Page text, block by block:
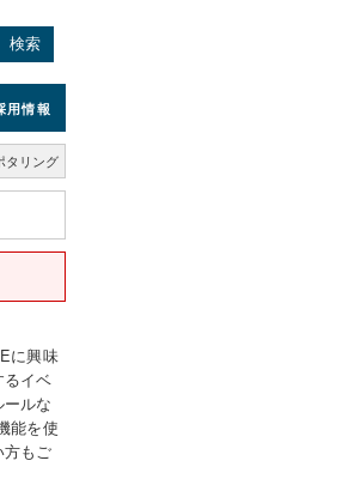
検索
用情報
タリング
に興味
イベ
ルな
能を使
方もご